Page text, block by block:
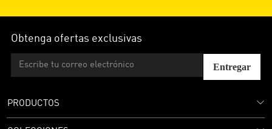
Obtenga ofertas exclusivas
Entregar
PRODUCTOS